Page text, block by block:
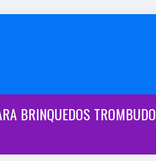
BRINQUEDOS TROMBUDO